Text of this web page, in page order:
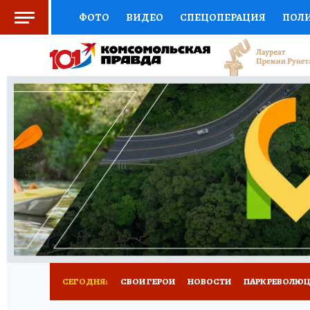
ФОТО ВИДЕО СПЕЦОПЕРАЦИЯ
СОЦПОДДЕРЖКА НАУКА СПОРТ
ВЫБОР ЭКСПЕРТОВ ДОКТОР
КНИЖНАЯ ПОЛКА ПРОГНОЗЫ НА СПОРТ
ПРЕСС-ЦЕНТР НЕДВИЖИМОСТЬ
ВСЕ О КП РАДИО КП РЕКЛАМА ТЕСТЫ
СЕГОДНЯ: СВОИ ГЕРОИ НОВОСТИ ПАРК